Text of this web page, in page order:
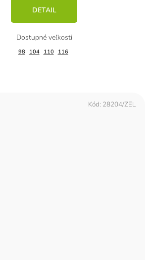
DETAIL
98 104 110 116
Kód: 28204/ZEL